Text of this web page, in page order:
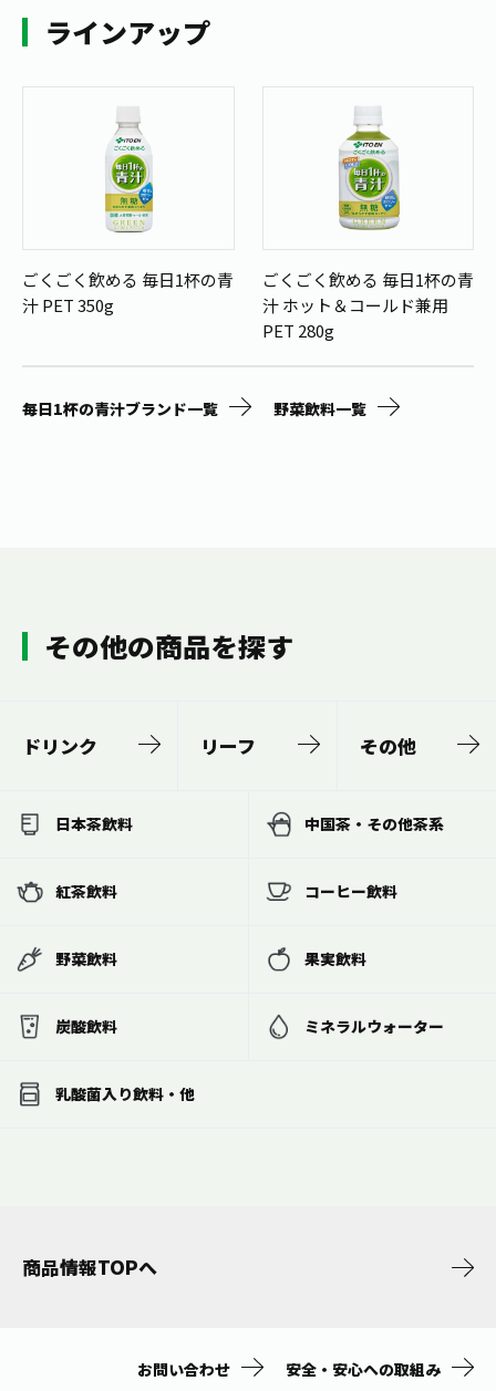
ラインアップ
ごくごく飲める 毎日1杯の青
汁 PET 350g
ごくごく飲める 毎日1杯の青
汁 ホット＆コールド兼用
PET 280g
毎日1杯の青汁ブランド一覧 野菜飲料一覧
その他の商品を探す
ドリンク リーフ その他
日本茶飲料 中国茶・その他茶系
紅茶飲料 コーヒー飲料
野菜飲料 果実飲料
炭酸飲料 ミネラルウォーター
乳酸菌入り飲料・他
商品情報TOPへ
お問い合わせ 安全・安心への取組み